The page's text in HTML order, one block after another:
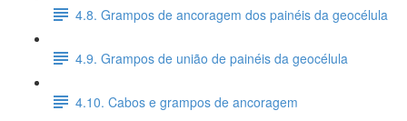
4.8. Grampos de ancoragem dos painéis da geocélula
4.9. Grampos de união de painéis da geocélula
4.10. Cabos e grampos de ancoragem